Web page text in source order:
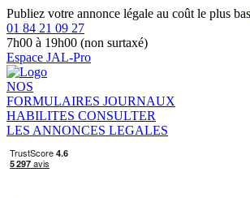
Publiez votre annonce légale au coût le plus bas
01 84 21 09 27
7h00 à 19h00 (non surtaxé)
Espace JAL-Pro
NOS
FORMULAIRES JOURNAUX
HABILITES CONSULTER
LES ANNONCES LEGALES